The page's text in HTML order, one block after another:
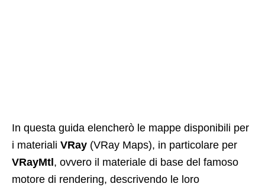
In questa guida elencherò le mappe disponibili per
i materiali VRay (VRay Maps), in particolare per
VRayMtl , ovvero il materiale di base del famoso
motore di rendering, descrivendo le loro